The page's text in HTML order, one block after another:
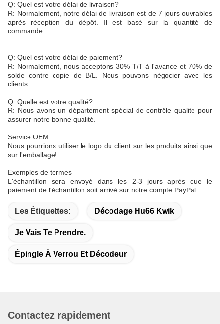
Q: Quel est votre délai de livraison?
R: Normalement, notre délai de livraison est de 7 jours ouvrables
après réception du dépôt. Il est basé sur la quantité de
commande.
Q: Quel est votre délai de paiement?
R: Normalement, nous acceptons 30% T/T à l'avance et 70% de
solde contre copie de B/L. Nous pouvons négocier avec les
clients.
Q: Quelle est votre qualité?
R: Nous avons un département spécial de contrôle qualité pour
assurer notre bonne qualité.
Service OEM
Nous pourrions utiliser le logo du client sur les produits ainsi que
sur l'emballage!
Exemples de termes
L'échantillon sera envoyé dans les 2-3 jours après que le
paiement de l'échantillon soit arrivé sur notre compte PayPal.
Les Étiquettes: Décodage Hu66 Kwik
Je Vais Te Prendre.
Épingle À Verrou Et Décodeur
Contactez rapidement